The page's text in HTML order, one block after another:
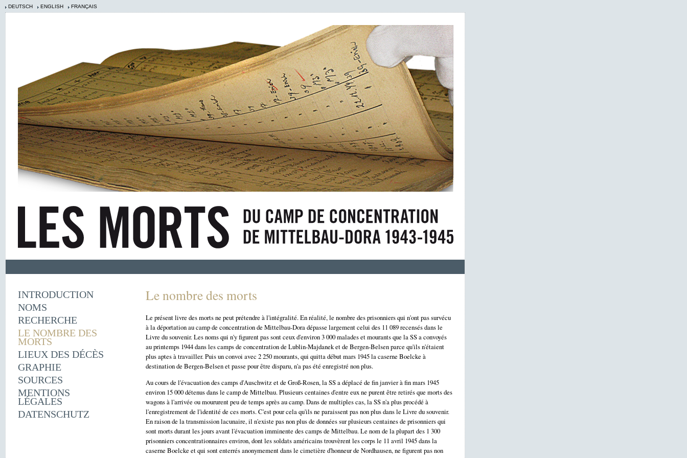
DEUTSCH ENGLISH FRANÇAIS
INTRODUCTION
NOMS
RECHERCHE
LE NOMBRE DES
MORTS
LIEUX DES DÉCÈS
GRAPHIE
SOURCES
MENTIONS
LÉGALES
DATENSCHUTZ
Le nombre des morts
Le présent livre des morts ne peut prétendre à l'intégralité. En réalité, le nombre des prisonniers qui n'ont pas survécu
à la déportation au camp de concentration de Mittelbau-Dora dépasse largement celui des 11 089 recensés dans le
Livre du souvenir. Les noms qui n'y figurent pas sont ceux d'environ 3 000 malades et mourants que la SS a convoyés
au printemps 1944 dans les camps de concentration de Lublin-Majdanek et de Bergen-Belsen parce qu'ils n'étaient
plus aptes à travailler. Puis un convoi avec 2 250 mourants, qui quitta début mars 1945 la caserne Boelcke à
destination de Bergen-Belsen et passe pour être disparu, n'a pas été enregistré non plus.
Au cours de l'évacuation des camps d'Auschwitz et de Groß-Rosen, la SS a déplacé de fin janvier à fin mars 1945
environ 15 000 détenus dans le camp de Mittelbau. Plusieurs centaines d'entre eux ne purent être retirés que morts des
wagons à l'arrivée ou moururent peu de temps après au camp. Dans de multiples cas, la SS n'a plus procédé à
l'enregistrement de l'identité de ces morts. C'est pour cela qu'ils ne paraissent pas non plus dans le Livre du souvenir.
En raison de la transmission lacunaire, il n'existe pas non plus de données sur plusieurs centaines de prisonniers qui
sont morts durant les jours avant l'évacuation imminente des camps de Mittelbau. Le nom de la plupart des 1 300
prisonniers concentrationnaires environ, dont les soldats américains trouvèrent les corps le 11 avril 1945 dans la
caserne Boelcke et qui sont enterrés anonymement dans le cimetière d'honneur de Nordhausen, ne figurent pas non